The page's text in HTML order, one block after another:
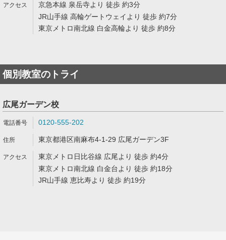
京急本線 泉岳寺より 徒歩 約3分
JR山手線 高輪ゲートウェイより 徒歩 約7分
東京メトロ南北線 白金高輪より 徒歩 約8分
個別教室のトライ
広尾ガーデン校
0120-555-202
東京都港区南麻布4-1-29 広尾ガーデン3F
東京メトロ日比谷線 広尾より 徒歩 約4分
東京メトロ南北線 白金台より 徒歩 約18分
JR山手線 恵比寿より 徒歩 約19分